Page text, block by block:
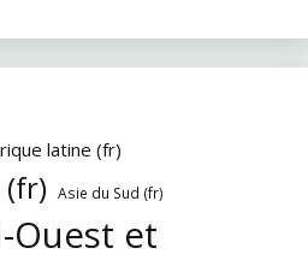
latine (fr)
Asie du Sud (fr)
Ouest et